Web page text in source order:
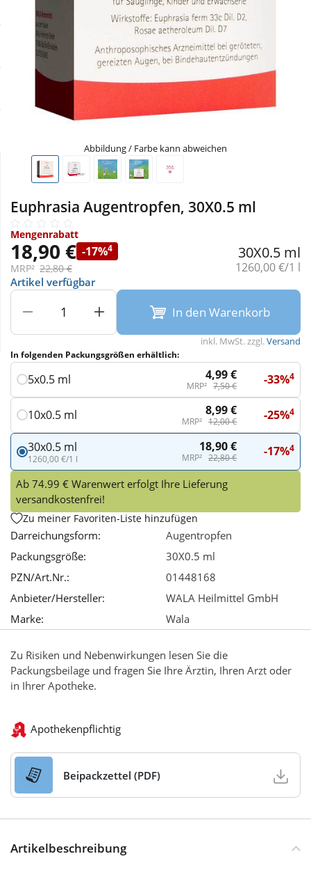
Schnäppchen
Körperpflege & Kosmetik
Liebe & Erotik
Natur & Homöopathie
Sanitätshaus
Sport & Fitness
Aliud Pharma
Abbildung / Farbe kann abweichen
Euphrasia Augentropfen, 30X0.5 ml
Mengenrabatt
18,90 € -17%4
MRP² 22,80 €
30X0.5 ml
Grundpreis:
1260,00 €/1 l
Artikel verfügbar
In den Warenkorb
inkl. MwSt. zzgl.Versand
In folgenden Packungsgrößen erhältlich:
5x0.5 ml 4,99 €
MRP² 7,50 € -33%4
10x0.5 ml 8,99 €
MRP² 12,00 € -25%4
30x0.5 ml
1260,00 €/1 l
18,90 €
MRP² 22,80 € -17%4
Ab 74.99 € Warenwert erfolgt Ihre Lieferung
versandkostenfrei!
Zu meiner Favoriten-Liste hinzufügen
Darreichungsform:
Augentropfen
Packungsgröße:
30X0.5 ml
PZN/Art.Nr.:
01448168
Anbieter/Hersteller:
WALA Heilmittel GmbH
Marke:
Wala
Zu Risiken und Nebenwirkungen lesen Sie die
Packungsbeilage und fragen Sie Ihre Ärztin, Ihren Arzt oder
in Ihrer Apotheke.
Apothekenpflichtig
Beipackzettel (PDF)
Artikelbeschreibung